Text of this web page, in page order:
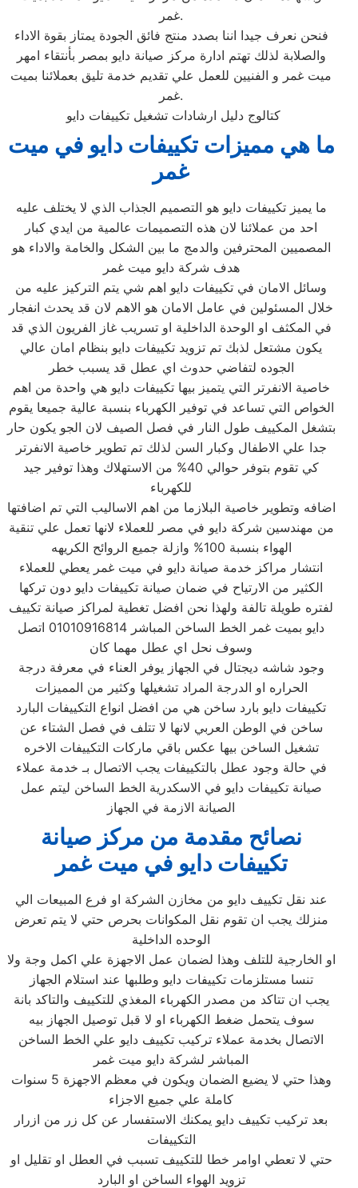
غمر.
فنحن نعرف جيدا اننا بصدد منتج فائق الجودة يمتاز بقوة الاداء
والصلابة لذلك تهتم ادارة مركز صيانة دايو بمصر بأنتقاء امهر
ميت غمر و الفنيين للعمل علي تقديم خدمة تليق بعملائنا بميت
غمر.
كتالوج دليل ارشادات تشغيل تكييفات دايو
ما هي مميزات تكييفات دايو في ميت
غمر
ما يميز تكييفات دايو هو التصميم الجذاب الذي لا يختلف عليه
احد من عملائنا لان هذه التصميمات عالمية من ايدي كبار
المصميين المحترفين والدمج ما بين الشكل والخامة والاداء هو
هدف شركة دايو ميت غمر
وسائل الامان في تكييفات دايو اهم شي يتم التركيز عليه من
خلال المسئولين في عامل الامان هو الاهم لان قد يحدث انفجار
في المكثف او الوحدة الداخلية او تسريب غاز الفريون الذي قد
يكون مشتعل لذبك تم تزويد تكييفات دايو بنظام امان عالي
الجوده لتفاضي حدوث اي عطل قد يسبب خطر
خاصية الانفرتر التي يتميز بيها تكييفات دايو هي واحدة من اهم
الخواص التي تساعد في توفير الكهرباء بنسبة عالية جميعا يقوم
بتشغل المكييف طول النار في فصل الصيف لان الجو يكون حار
جدا علي الاطفال وكبار السن لذلك تم تطوير خاصية الانفرتر
كي تقوم بتوفر حوالي 40% من الاستهلاك وهذا توفير جيد
للكهرباء
اضافه وتطوير خاصية البلازما من اهم الاساليب التي تم اضافتها
من مهندسين شركة دايو في مصر للعملاء لانها تعمل علي تنقية
الهواء بنسبة 100% وازلة جميع الروائح الكريهه
انتشار مراكز خدمة صيانة دايو في ميت غمر يعطي للعملاء
الكثير من الارتياح في ضمان صيانة تكييفات دايو دون تركها
لفتره طويلة تالفة ولهذا نحن افضل تغطية لمراكز صيانة تكييف
دايو بميت غمر الخط الساخن المباشر 01010916814 اتصل
وسوف نحل اي عطل مهما كان
وجود شاشه ديجتال في الجهاز يوفر العناء في معرفة درجة
الحراره او الدرجة المراد تشغيلها وكثير من المميزات
تكييفات دايو بارد ساخن هي من افضل انواع التكييفات البارد
ساخن في الوطن العربي لانها لا تتلف في فصل الشتاء عن
تشغيل الساخن بيها عكس باقي ماركات التكييفات الاخره
في حالة وجود عطل بالتكييفات يجب الاتصال بـ خدمة عملاء
صيانة تكييفات دايو في الاسكدرية الخط الساخن ليتم عمل
الصيانة الازمة في الجهاز
نصائح مقدمة من مركز صيانة
تكييفات دايو في ميت غمر
عند نقل تكييف دايو من مخازن الشركة او فرع المبيعات الي
منزلك يجب ان تقوم نقل المكوانات بحرص حتي لا يتم تعرض
الوحده الداخلية
او الخارجية للتلف وهذا لضمان عمل الاجهزة علي اكمل وجة ولا
تنسا مستلزمات تكييفات دايو وطلبها عند استلام الجهاز
يجب ان تتاكد من مصدر الكهرباء المغذي للتكييف والتاكد بانة
سوف يتحمل ضغط الكهرباء او لا قبل توصيل الجهاز بيه
الاتصال بخدمة عملاء تركيب تكييف دايو علي الخط الساخن
المباشر لشركة دايو ميت غمر
وهذا حتي لا يضيع الضمان ويكون في معظم الاجهزة 5 سنوات
كاملة علي جميع الاجزاء
بعد تركيب تكييف دايو يمكنك الاستفسار عن كل زر من ازرار
التكييفات
حتي لا تعطي اوامر خطا للتكييف تسبب في العطل او تقليل او
تزويد الهواء الساخن او البارد